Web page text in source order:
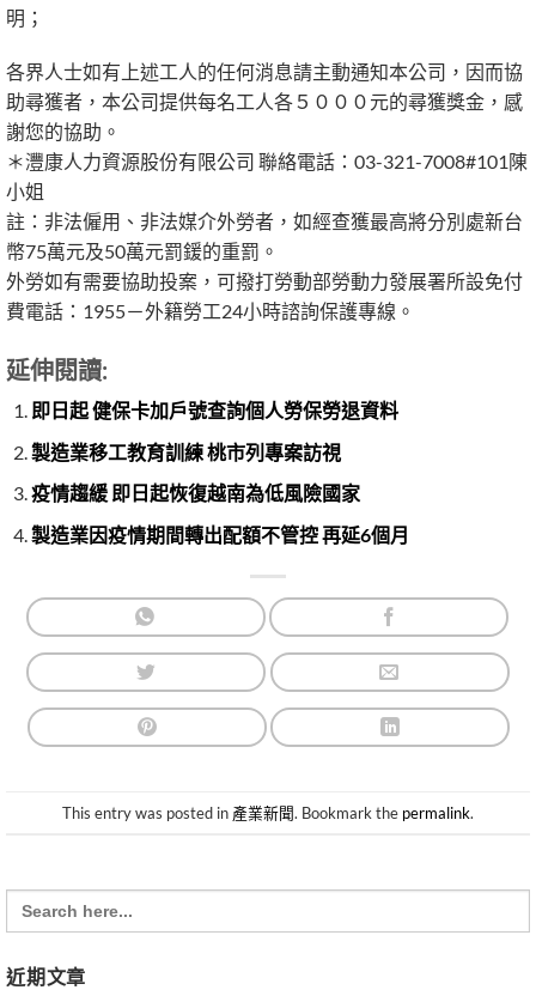
明；
各界人士如有上述工人的任何消息請主動通知本公司，因而協
助尋獲者，本公司提供每名工人各５０００元的尋獲獎金，感
謝您的協助。
＊灃康人力資源股份有限公司 聯絡電話：03-321-7008#101陳
小姐
註：非法僱用、非法媒介外勞者，如經查獲最高將分別處新台
幣75萬元及50萬元罰鍰的重罰。
外勞如有需要協助投案，可撥打勞動部勞動力發展署所設免付
費電話：1955－外籍勞工24小時諮詢保護專線。
延伸閱讀:
即日起 健保卡加戶號查詢個人勞保勞退資料
製造業移工教育訓練 桃市列專案訪視
疫情趨緩 即日起恢復越南為低風險國家
製造業因疫情期間轉出配額不管控 再延6個月
This entry was posted in 產業新聞. Bookmark the permalink.
Search
for:
近期文章